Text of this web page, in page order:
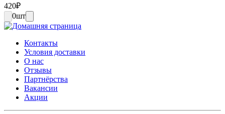
420₽
0шт
Контакты
Условия доставки
О нас
Отзывы
Партнёрства
Вакансии
Акции